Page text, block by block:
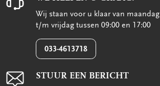
Wij staan voor u klaar van maandag
t/m vrijdag tussen 09:00 en 17:00
033-4613718
STUUR EEN BERICHT